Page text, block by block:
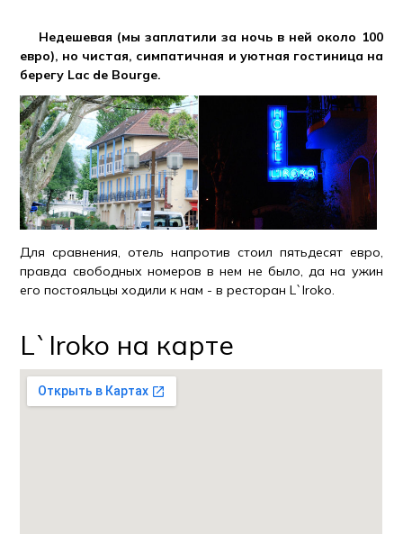
Недешевая (мы заплатили за ночь в ней около 100
евро), но чистая, симпатичная и уютная гостиница на
берегу Lac de Bourge.
Для сравнения, отель напротив стоил пятьдесят евро,
правда свободных номеров в нем не было, да на ужин
его постояльцы ходили к нам - в ресторан L`Iroko.
L`Iroko на карте